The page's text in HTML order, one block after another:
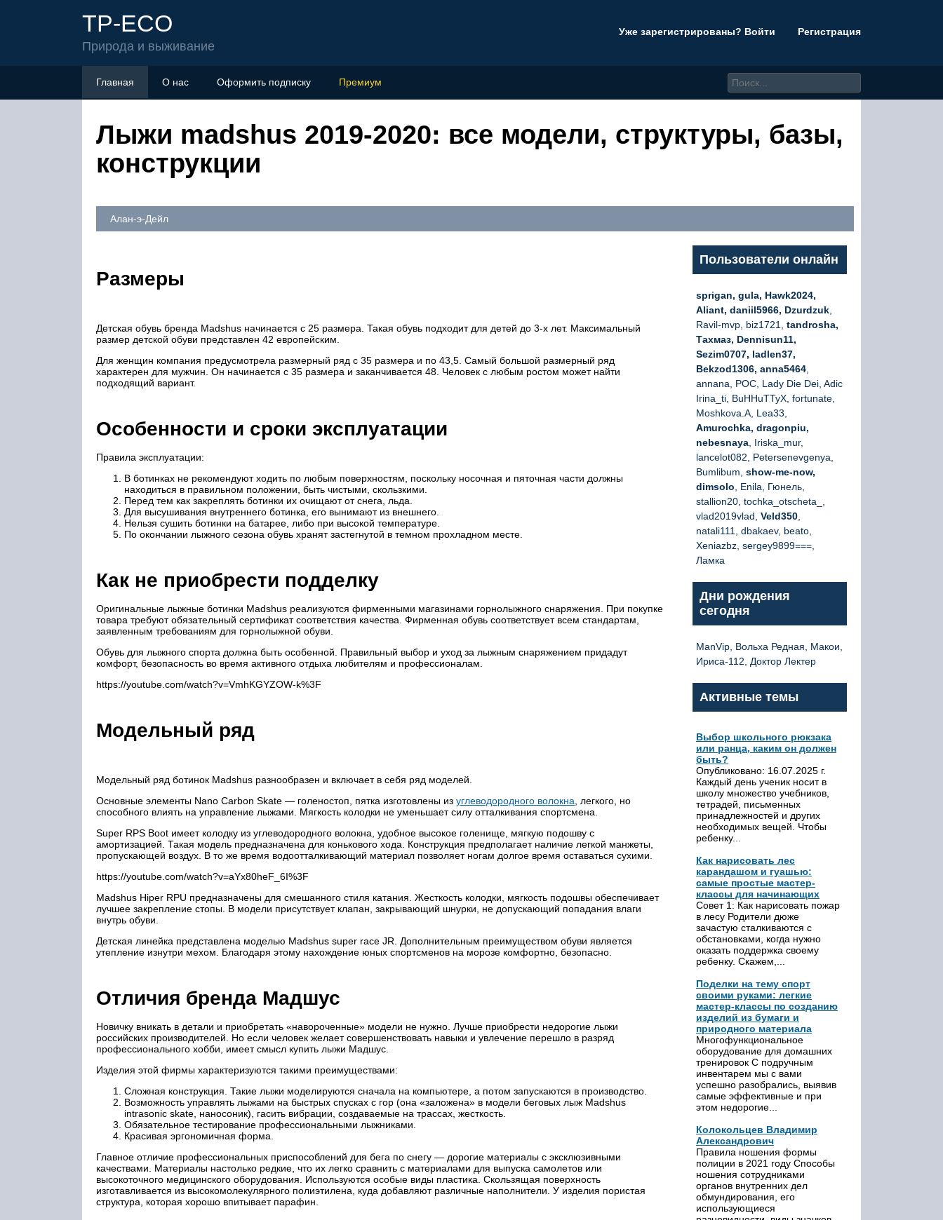
TP-ECO
Природа и выживание
Уже зарегистрированы? Войти Регистрация
Главная О нас Оформить подписку Премиум
Лыжи madshus 2019-2020: все модели, структуры, базы,
конструкции
Алан-э-Дейл
Размеры
Детская обувь бренда Madshus начинается с 25 размера. Такая обувь подходит для детей до 3-х лет. Максимальный
размер детской обуви представлен 42 европейским.
Для женщин компания предусмотрела размерный ряд с 35 размера и по 43,5. Самый большой размерный ряд
характерен для мужчин. Он начинается с 35 размера и заканчивается 48. Человек с любым ростом может найти
подходящий вариант.
Особенности и сроки эксплуатации
Правила эксплуатации:
В ботинках не рекомендуют ходить по любым поверхностям, поскольку носочная и пяточная части должны
находиться в правильном положении, быть чистыми, скользкими.
Перед тем как закреплять ботинки их очищают от снега, льда.
Для высушивания внутреннего ботинка, его вынимают из внешнего.
Нельзя сушить ботинки на батарее, либо при высокой температуре.
По окончании лыжного сезона обувь хранят застегнутой в темном прохладном месте.
Как не приобрести подделку
Оригинальные лыжные ботинки Madshus реализуются фирменными магазинами горнолыжного снаряжения. При покупке
товара требуют обязательный сертификат соответствия качества. Фирменная обувь соответствует всем стандартам,
заявленным требованиям для горнолыжной обуви.
Обувь для лыжного спорта должна быть особенной. Правильный выбор и уход за лыжным снаряжением придадут
комфорт, безопасность во время активного отдыха любителям и профессионалам.
https://youtube.com/watch?v=VmhKGYZOW-k%3F
Модельный ряд
Модельный ряд ботинок Madshus разнообразен и включает в себя ряд моделей.
Основные элементы Nano Carbon Skate — голеностоп, пятка изготовлены из углеводородного волокна , легкого, но
способного влиять на управление лыжами. Мягкость колодки не уменьшает силу отталкивания спортсмена.
Super RPS Boot имеет колодку из углеводородного волокна, удобное высокое голенище, мягкую подошву с
амортизацией. Такая модель предназначена для конькового хода. Конструкция предполагает наличие легкой манжеты,
пропускающей воздух. В то же время водоотталкивающий материал позволяет ногам долгое время оставаться сухими.
https://youtube.com/watch?v=aYx80heF_6I%3F
Madshus Hiper RPU предназначены для смешанного стиля катания. Жесткость колодки, мягкость подошвы обеспечивает
лучшее закрепление стопы. В модели присутствует клапан, закрывающий шнурки, не допускающий попадания влаги
внутрь обуви.
Детская линейка представлена моделью Madshus super race JR. Дополнительным преимуществом обуви является
утепление изнутри мехом. Благодаря этому нахождение юных спортсменов на морозе комфортно, безопасно.
Отличия бренда Мадшус
Новичку вникать в детали и приобретать «навороченные» модели не нужно. Лучше приобрести недорогие лыжи
российских производителей. Но если человек желает совершенствовать навыки и увлечение перешло в разряд
профессионального хобби, имеет смысл купить лыжи Мадшус.
Изделия этой фирмы характеризуются такими преимуществами:
Сложная конструкция. Такие лыжи моделируются сначала на компьютере, а потом запускаются в производство.
Возможность управлять лыжами на быстрых спусках с гор (она «заложена» в модели беговых лыж Madshus
intrasonic skate, наносоник), гасить вибрации, создаваемые на трассах, жесткость.
Обязательное тестирование профессиональными лыжниками.
Красивая эргономичная форма.
Главное отличие профессиональных приспособлений для бега по снегу — дорогие материалы с эксклюзивными
качествами. Материалы настолько редкие, что их легко сравнить с материалами для выпуска самолетов или
высокоточного медицинского оборудования. Используются особые виды пластика. Скользящая поверхность
изготавливается из высокомолекулярного полиэтилена, куда добавляют различные наполнители. У изделия пористая
структура, которая хорошо впитывает парафин.
Пользователи онлайн
sprigan, gula, Hawk2024,
Aliant, daniil5966, Dzurdzuk
Ravil-mvp, biz1721, tandrosha,
Тахмаз, Dennisun11,
Sezim0707, ladlen37,
Bekzod1306, anna5464
annana, РОС, Lady Die Dei, Adic
Irina_ti, BuHHuTTyX, fortunate,
Moshkova.A, Lea33,
Amurochka, dragonpiu,
nebesnaya , Iriska_mur,
lancelot082, Petersenevgenya,
Bumlibum, show-me-now,
dimsolo , Enila, Гюнель,
stallion20, tochka_otscheta_,
vlad2019vlad, Veld350
natali111, dbakaev, beato,
Xeniazbz, sergey9899===,
Ламка
Дни рождения
сегодня
ManVip, Вольха Редная, Макои,
Ириса-112, Доктор Лектер
Активные темы
Выбор школьного рюкзака
или ранца, каким он должен
быть?
Опубликовано: 16.07.2025 г.
Каждый день ученик носит в
школу множество учебников,
тетрадей, письменных
принадлежностей и других
необходимых вещей. Чтобы
ребенку...
Как нарисовать лес
карандашом и гуашью:
самые простые мастер-
классы для начинающих
Совет 1: Как нарисовать пожар
в лесу Родители дюже
зачастую сталкиваются с
обстановками, когда нужно
оказать поддержка своему
ребенку. Скажем,...
Поделки на тему спорт
своими руками: легкие
мастер-классы по созданию
изделий из бумаги и
природного материала
Многофункциональное
оборудование для домашних
тренировок С подручным
инвентарем мы с вами
успешно разобрались, выявив
самые эффективные и при
этом недорогие...
Колокольцев Владимир
Александрович
Правила ношения формы
полиции в 2021 году Способы
ношения сотрудниками
органов внутренних дел
обмундирования, его
использующиеся